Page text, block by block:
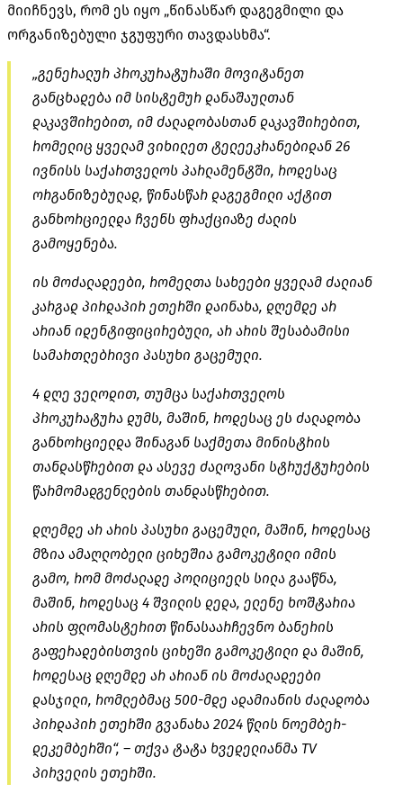
მიიჩნევს, რომ ეს იყო „წინასწარ დაგეგმილი და
ორგანიზებული ჯგუფური თავდასხმა“.
„გენერალურ პროკურატურაში მოვიტანეთ
განცხადება იმ სისტემურ დანაშაულთან
დაკავშირებით, იმ ძალადობასთან დაკავშირებით,
რომელიც ყველამ ვიხილეთ ტელეეკრანებიდან 26
ივნისს საქართველოს პარლამენტში, როდესაც
ორგანიზებულად, წინასწარ დაგეგმილი აქტით
განხორციელდა ჩვენს ფრაქციაზე ძალის
გამოყენება.
ის მოძალადეები, რომელთა სახეები ყველამ ძალიან
კარგად პირდაპირ ეთერში დაინახა, დღემდე არ
არიან იდენტიფიცირებული, არ არის შესაბამისი
სამართლებრივი პასუხი გაცემული.
4 დღე ველოდით, თუმცა საქართველოს
პროკურატურა დუმს, მაშინ, როდესაც ეს ძალადობა
განხორციელდა შინაგან საქმეთა მინისტრის
თანდასწრებით და ასევე ძალოვანი სტრუქტურების
წარმომადგენლების თანდასწრებით.
დღემდე არ არის პასუხი გაცემული, მაშინ, როდესაც
მზია ამაღლობელი ციხეშია გამოკეტილი იმის
გამო, რომ მოძალადე პოლიციელს სილა გააწნა,
მაშინ, როდესაც 4 შვილის დედა, ელენე ხოშტარია
არის ფლომასტერით წინასაარჩევნო ბანერის
გაფერადებისთვის ციხეში გამოკეტილი და მაშინ,
როდესაც დღემდე არ არიან ის მოძალადეები
დასჯილი, რომლებმაც 500-მდე ადამიანის ძალადობა
პირდაპირ ეთერში გვანახა 2024 წლის ნოემბერ-
დეკემბერში“, – თქვა ტატა ხვედელიანმა TV
პირველის ეთერში.